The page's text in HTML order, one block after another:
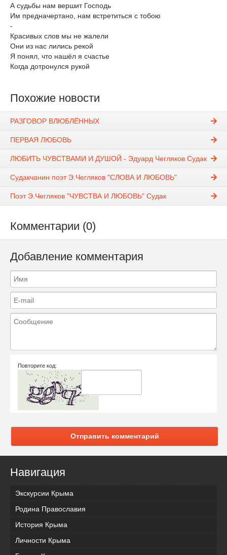
А судьбы нам вершит Господь
Им предначертано, нам встретиться с тобою
-
Красивых слов мы не жалели
Они из нас лились рекой
Я понял, что нашёл я счастье
Когда дотронулся рукой
Похожие новости
РАЗГОВОР ВЛЮБЛЁННЫХ
ПЕРВАЯ ЛЮБОВЬ
ЛЮБИТЬ ЧУВСТВАМИ И ДУШОЙ - Эдуард Чегляков Судак
Судакчанин поэт Э.Чегляков "СЛОВА И ЛЮБОВЬ"
Поэт Э.Чегляков "ЧУВСТВА И ЛЮБОВЬ" Судак
Комментарии (0)
Добавление комментария
Повторите код:
Отправить комментарий
Навигация
Экскурсии Крыма
Родина Православия
История Крыма
Личности Крыма